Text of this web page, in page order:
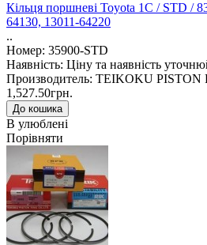
Кільця поршневі Toyota 1C / STD /
64130, 13011-64220
..
Номер: 35900-STD
Наявність: Ціну та наявність
Производитель: TEIKOKU PISTON
1,527.50грн.
В улюблені
Порівняти